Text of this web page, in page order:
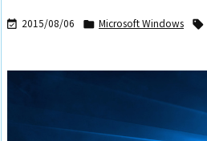
 2015/08/06  Microsoft Windows 